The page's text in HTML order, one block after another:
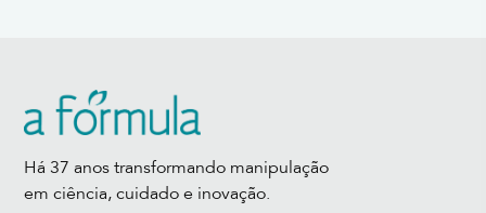
Há 37 anos transformando manipulação
em ciência, cuidado e inovação.